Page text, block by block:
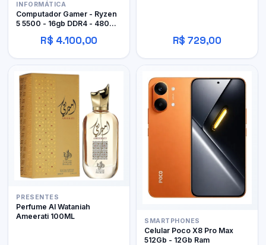
INFORMÁTICA
Computador Gamer - Ryzen
5 5500 - 16gb DDR4 - 480GB
SSD - RX 480 4gb
R$ 4.100,00 R$ 729,00
PRESENTES
Perfume Al Wataniah
Ameerati 100ML
SMARTPHONES
Celular Poco X8 Pro Max
512Gb - 12Gb Ram